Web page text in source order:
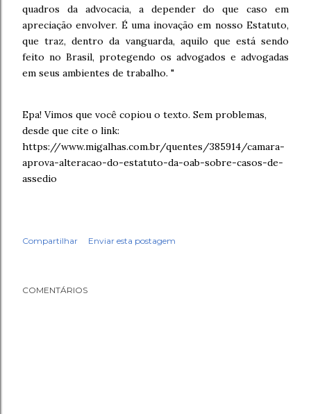
quadros da advocacia, a depender do que caso em
apreciação envolver. É uma inovação em nosso Estatuto,
que traz, dentro da vanguarda, aquilo que está sendo
feito no Brasil, protegendo os advogados e advogadas
em seus ambientes de trabalho. "
Epa! Vimos que você copiou o texto. Sem problemas,
desde que cite o link:
https://www.migalhas.com.br/quentes/385914/camara-
aprova-alteracao-do-estatuto-da-oab-sobre-casos-de-
assedio
Compartilhar Enviar esta postagem
COMENTÁRIOS